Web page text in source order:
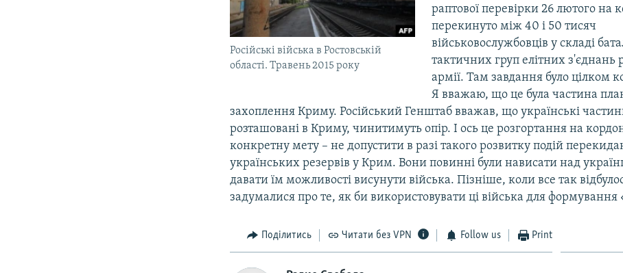
Російські війська в Ростовській
області. Травень 2015 року
раптової перевірки 26 лютого на
перекинуто між 40 і 50 тисяч
військовослужбовців у складі
тактичних груп елітних з'єднань
армії. Там завдання було цілком
Я вважаю, що це була частина
захоплення Криму. Російський Генштаб вважав, що українські
розташовані в Криму, чинитимуть опір. І ось це розгортання на
конкретну мету – не допустити в разі такого розвитку подій
українських резервів у Крим. Вони повинні були нависати над
давати їм можливості висунути війська. Пізніше, коли все так
задумалися про те, як би використовувати ці війська для формування
Поділитись Читати без VPN Follow us Print